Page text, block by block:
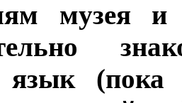
музея и
(пока